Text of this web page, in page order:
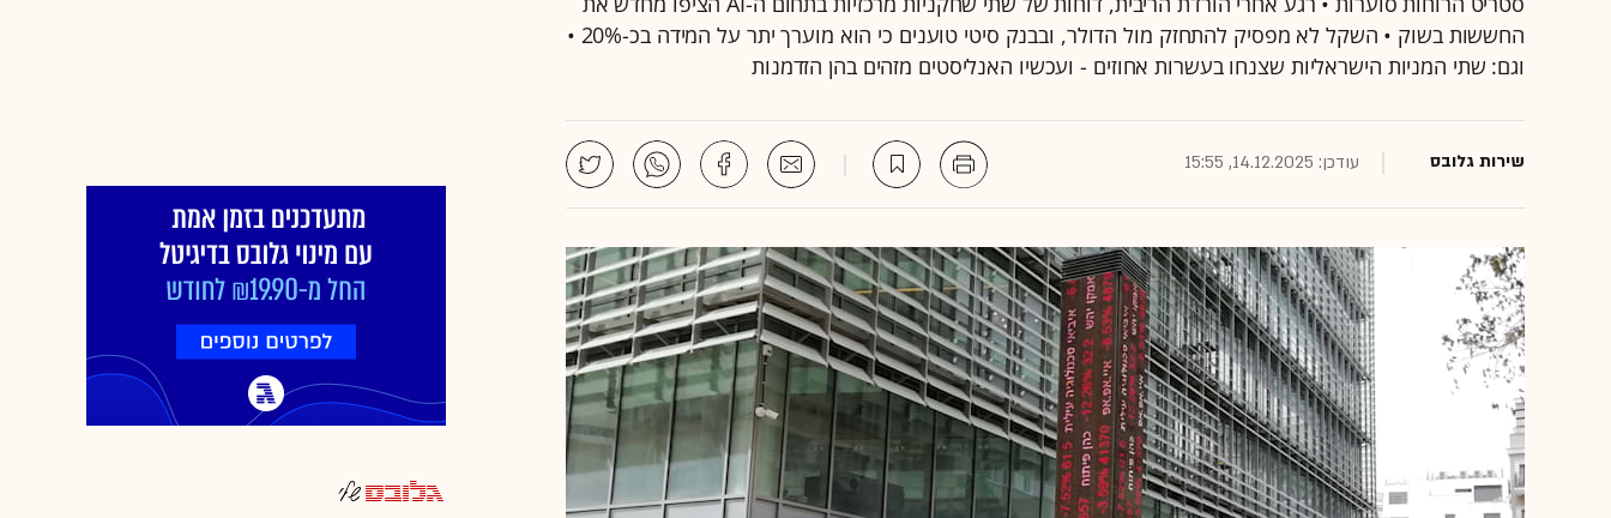
החששות בשוק • השקל לא מפסיק להתחזק מול הדולר, ובבנק סיטי טוענים כי הוא מוערך יתר על המידה בכ-20% •
וגם: שתי המניות הישראליות שצנחו בעשרות אחוזים - ועכשיו האנליסטים מזהים בהן הזדמנות
שירות גלובס עודכן: 14.12.2025, 15:55